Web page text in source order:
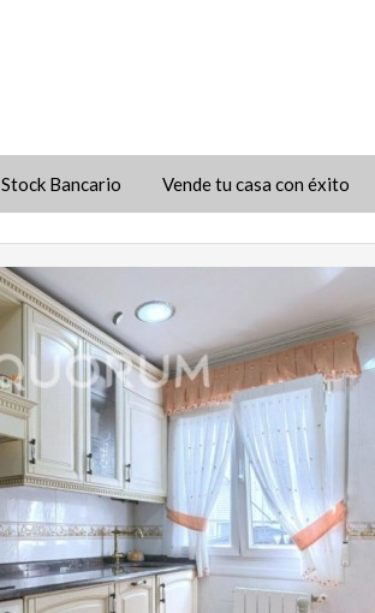
Stock Bancario Vende tu casa con éxito